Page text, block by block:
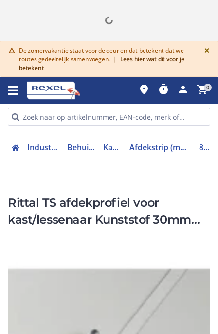
warning De zomervakantie staat voor de deur en dat betekent dat we
routes gedeeltelijk samenvoegen. |
Lees hier wat dit voor je
betekent
×
place timer person shopping_cart0
Industriele componenten Behuizingen en kasten Kast / lessenaar Afdekstrip (modulair) kast / lessenaar inbouw 8800865
Rittal TS afdekprofiel voor
kast/lessenaar Kunststof 30mm